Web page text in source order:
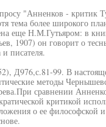
"Анненков - критик
тема более широкого
еще Н.М.Гутьяром: в
1907) он говорит о
писателя.
Д976,с.81-99. В
методы
сравнении
критикой
о ее философской и